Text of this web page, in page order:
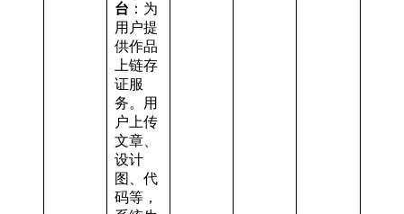
台 ：为
用户提
供作品
上链存
证服
务。用
户上传
文章、
设计
图、代
码等，